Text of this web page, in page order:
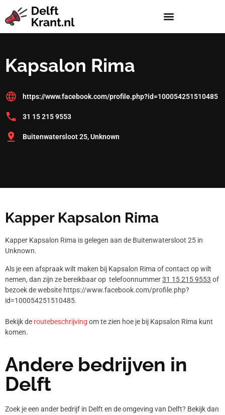
Kapsalon Rima
https://www.facebook.com/profile.php?id=100054251510485
31 15 215 9553
Buitenwatersloot 25, Unknown
Kapper Kapsalon Rima
Kapper Kapsalon Rima is gelegen aan de Buitenwatersloot 25 in
Unknown.
Als je een afspraak wilt maken bij Kapsalon Rima of contact op wilt
nemen, dan zijn ze bereikbaar op telefoonnummer31 15 215 9553 of
bezoek de website https://www.facebook.com/profile.php?
id=100054251510485.
Bekijk de routebeschrijving om te zien hoe je bij Kapsalon Rima kunt
komen.
Andere bedrijven in
Delft
Zoek je een ander bedrijf in Delft en de omgeving van Delft? Bekijk dan